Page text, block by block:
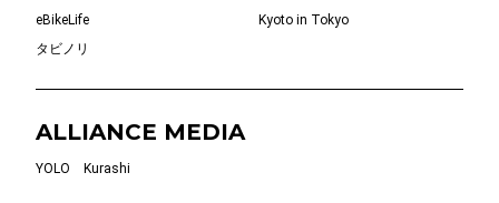
eBikeLife
Kyoto in Tokyo
タビノリ
ALLIANCE MEDIA
YOLO Kurashi